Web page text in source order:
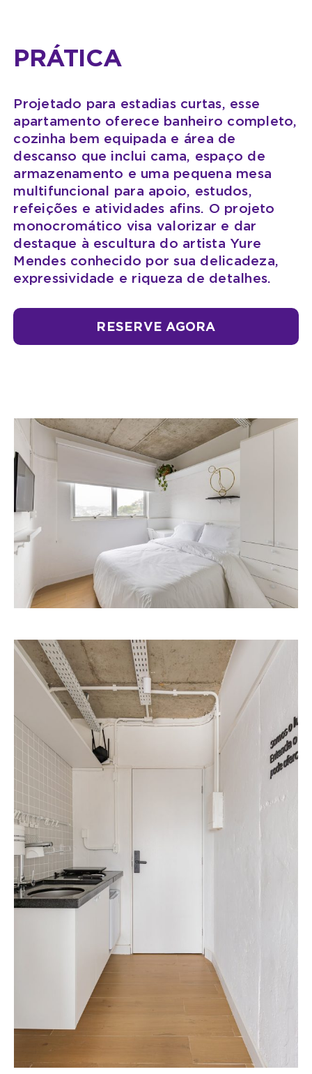
PRÁTICA
Projetado para estadias curtas, esse
apartamento oferece banheiro completo,
cozinha bem equipada e área de
descanso que inclui cama, espaço de
armazenamento e uma pequena mesa
multifuncional para apoio, estudos,
refeições e atividades afins. O projeto
monocromático visa valorizar e dar
destaque à escultura do artista Yure
Mendes conhecido por sua delicadeza,
expressividade e riqueza de detalhes.
RESERVE AGORA